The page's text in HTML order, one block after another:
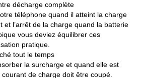
décharge complète
téléphone quand il atteint la charge
et l’arrêt de la charge quand la batterie
vous deviez équilibrer ces
pratique.
tout le temps
la surcharge et quand elle est
de charge doit être coupé.